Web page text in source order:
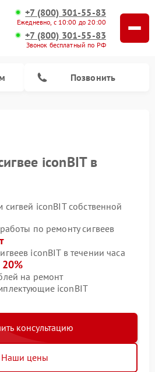
+7 (800) 301-55-83
Ежедневно, с 10:00 до 20:00
+7 (800) 301-55-83
Звонок бесплатный по РФ
Позвонить
iconBIT в
сигвей iconBIT собственной
по ремонту сигвеев
iconBIT в течении часа
20%
на ремонт
iconBIT
консультацию
Наши цены